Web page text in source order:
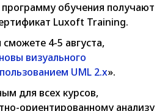
обучения получают
Luxoft Training.
4-5 августа,
визуального
UML 2.x».
для всех курсов,
ориентированному анализу